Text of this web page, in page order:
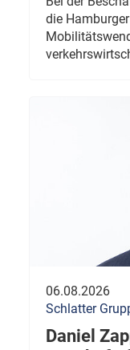
die
06.08.2026
Schlatter
Daniel